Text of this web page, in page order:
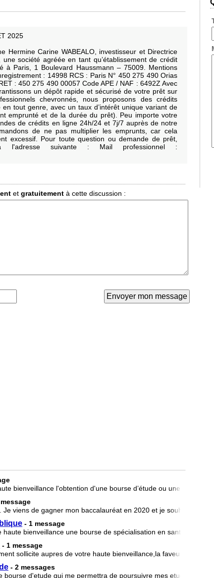
2025
Hermine Carine WABEALO, investisseur et Directrice
société agréée en tant qu’établissement de crédit
à Paris, 1 Boulevard Haussmann – 75009. Mentions
: 14998 RCS : Paris N° 450 275 490 Orias
: 450 275 490 00057 Code APE / NAF : 6492Z Avec
un dépôt rapide et sécurisé de votre prêt sur
chevronnés, nous proposons des crédits
tout genre, avec un taux d’intérêt unique variant de
emprunté et de la durée du prêt). Peu importe votre
de crédits en ligne 24h/24 et 7j/7 auprès de notre
de ne pas multiplier les emprunts, car cela
excessif. Pour toute question ou demande de prêt,
l'adresse suivante : Mail professionnel :
et gratuitement à cette discussion :
bienveillance l'obtention d'une bourse d’étude ou une aide fin
viens de gagner mon baccalauréat en 2020 et je souhaite
- 1 message
bienveillance une bourse de spécialisation en santé publique.
- 1 message
sollicite aupres de votre haute bienveillance,la faveur de
- 2 messages
d'etude qui me permettra de poursuivre mes etudes. en